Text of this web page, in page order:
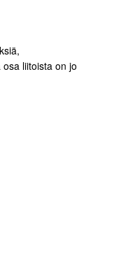
liitoista on jo